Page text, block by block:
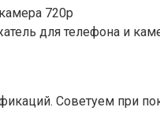
720p
для телефона и
Советуем при